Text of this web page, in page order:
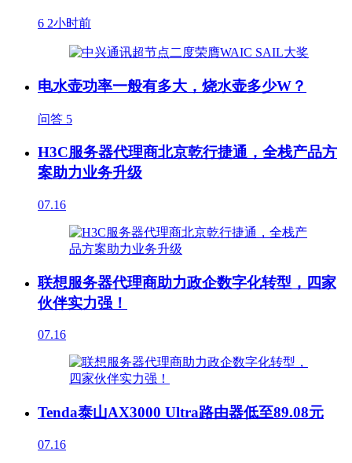
6 2小时前
电水壶功率一般有多大，烧水壶多少W？
问答 5
H3C服务器代理商北京乾行捷通，全栈产品方
案助力业务升级
07.16
联想服务器代理商助力政企数字化转型，四家
伙伴实力强！
07.16
Tenda泰山AX3000 Ultra路由器低至89.08元
07.16